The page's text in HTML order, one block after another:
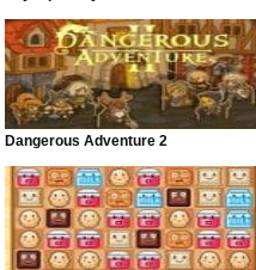
Dangerous Adventure 2